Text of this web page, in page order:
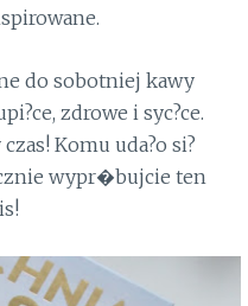
do sobotniej kawy
zdrowe i syc?ce.
Komu uda?o si?
wypr�bujcie ten